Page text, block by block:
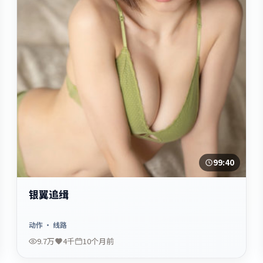
99:40
银翼追缉
动作· 线路
9.7万 4千 10个月前